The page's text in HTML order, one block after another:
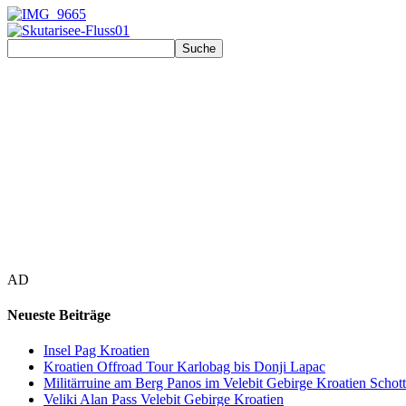
AD
Neueste Beiträge
Insel Pag Kroatien
Kroatien Offroad Tour Karlobag bis Donji Lapac
Militärruine am Berg Panos im Velebit Gebirge Kroatien
Veliki Alan Pass Velebit Gebirge Kroatien